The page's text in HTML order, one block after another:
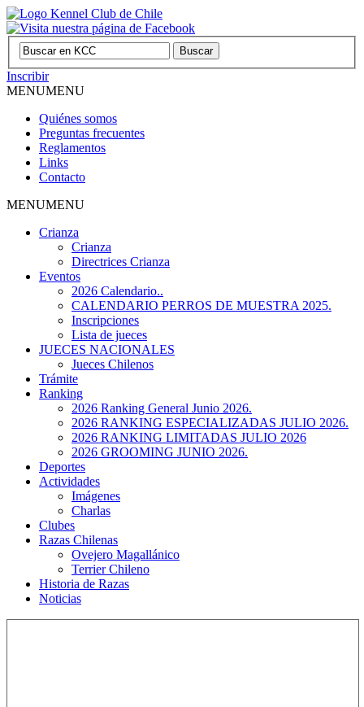
Inscribir
MENUMENU
Quiénes somos
Preguntas frecuentes
Reglamentos
Links
Contacto
MENUMENU
Crianza
Crianza
Directrices Crianza
Eventos
2026 Calendario..
CALENDARIO PERROS DE MUESTRA 2025.
Inscripciones
Lista de jueces
JUECES NACIONALES
Jueces Chilenos
Trámite
Ranking
2026 Ranking General Junio 2026.
2026 RANKING ESPECIALIZADAS JULIO 2026.
2026 RANKING LIMITADAS JULIO 2026
2026 GROOMING JUNIO 2026.
Deportes
Actividades
Imágenes
Charlas
Clubes
Razas Chilenas
Ovejero Magallánico
Terrier Chileno
Historia de Razas
Noticias